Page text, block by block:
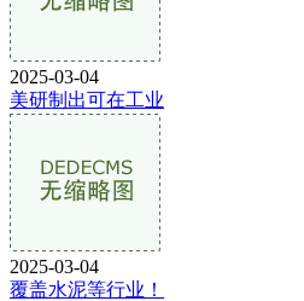
2025-03-04
美研制出可在工业
2025-03-04
覆盖水泥等行业！